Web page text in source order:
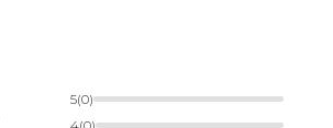
5(0)